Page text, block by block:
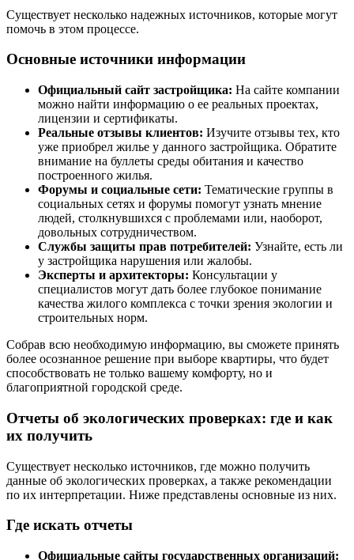
Существует несколько надежных источников, которые могут
помочь в этом процессе.
Основные источники информации
Официальный сайт застройщика: На сайте компании
можно найти информацию о ее реальных проектах,
лицензии и сертификаты.
Реальные отзывы клиентов: Изучите отзывы тех, кто
уже приобрел жилье у данного застройщика. Обратите
внимание на буллеты среды обитания и качество
построенного жилья.
Форумы и социальные сети: Тематические группы в
социальных сетях и форумы помогут узнать мнение
людей, столкнувшихся с проблемами или, наоборот,
довольных сотрудничеством.
Службы защиты прав потребителей: Узнайте, есть ли
у застройщика нарушения или жалобы.
Эксперты и архитекторы: Консультации у
специалистов могут дать более глубокое понимание
качества жилого комплекса с точки зрения экологии и
строительных норм.
Собрав всю необходимую информацию, вы сможете принять
более осознанное решение при выборе квартиры, что будет
способствовать не только вашему комфорту, но и
благоприятной городской среде.
Отчеты об экологических проверках: где и как
их получить
Существует несколько источников, где можно получить
данные об экологических проверках, а также рекомендации
по их интерпретации. Ниже представлены основные из них.
Где искать отчеты
Официальные сайты государственных организаций: